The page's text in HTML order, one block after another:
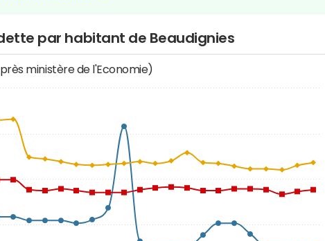
par habitant de Beaudignies
ministère de l'Economie)